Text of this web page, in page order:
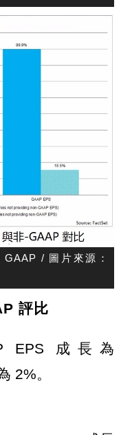
/ 圖片來源：
評比
EPS 成長為
2%。